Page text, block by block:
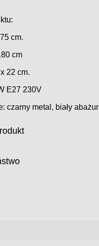
cm.
cm
22 cm.
E27 230V
czarny metal, biały abażur